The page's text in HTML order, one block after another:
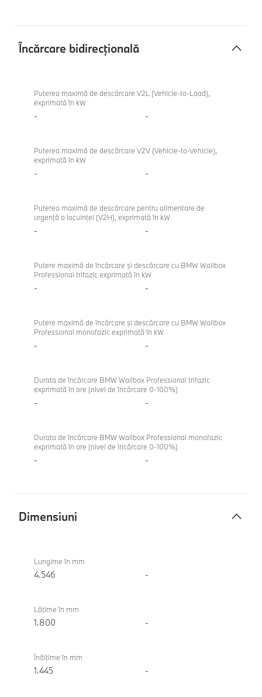
Încărcare bidirecțională
bidirecțională
220
Gran
Coupe
Puterea maximă de descărcare V2L (Vehicle-to-Load),
exprimată în kW
- -
Puterea maximă de descărcare V2V (Vehicle-to-Vehicle),
exprimată în kW
- -
Puterea maximă de descărcare pentru alimentare de
urgenţă a locuinţei (V2H), exprimată în kW
- -
Putere maximă de încărcare şi descărcare cu BMW Wallbox
Professional trifazic exprimată în kW
- -
Putere maximă de încărcare şi descărcare cu BMW Wallbox
Professional monofazic exprimată în kW
- -
Durata de încărcare BMW Wallbox Professional trifazic
exprimată în ore (nivel de încărcare 0-100%)
- -
Durata de încărcare BMW Wallbox Professional monofazic
exprimată în ore (nivel de încărcare 0-100%)
- -
Dimensiuni
220
Gran
Lungime în mm
4.546 -
Lăţime în mm
1.800 -
Înălţime în mm
1.445 -